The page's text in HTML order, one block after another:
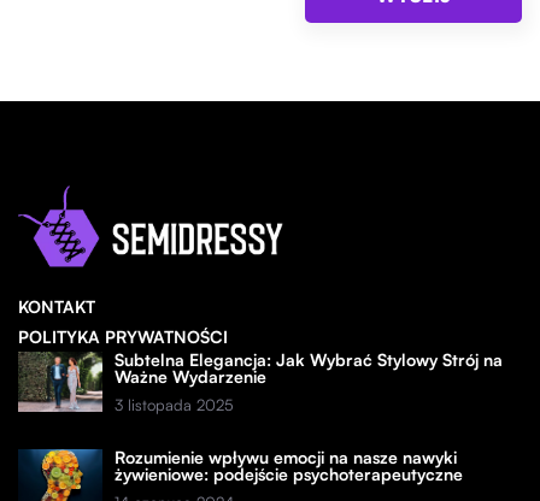
KONTAKT
POLITYKA PRYWATNOŚCI
Subtelna Elegancja: Jak Wybrać Stylowy Strój na
Ważne Wydarzenie
3 listopada 2025
Rozumienie wpływu emocji na nasze nawyki
żywieniowe: podejście psychoterapeutyczne